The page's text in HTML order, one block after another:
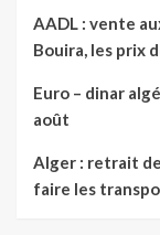
AADL : vente
Bouira, les prix
Euro – dinar
août
Alger : retrait
faire les